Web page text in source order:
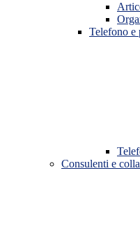
Telefono e
Consulenti e